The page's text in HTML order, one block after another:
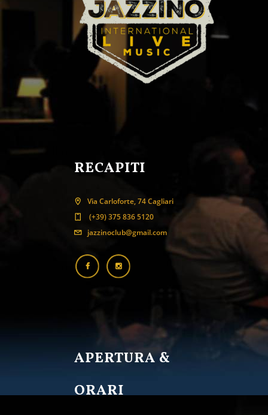
RECAPITI
Via Carloforte, 74 Cagliari
(+39) 375 836 5120
jazzinoclub@gmail.com
APERTURA &
ORARI